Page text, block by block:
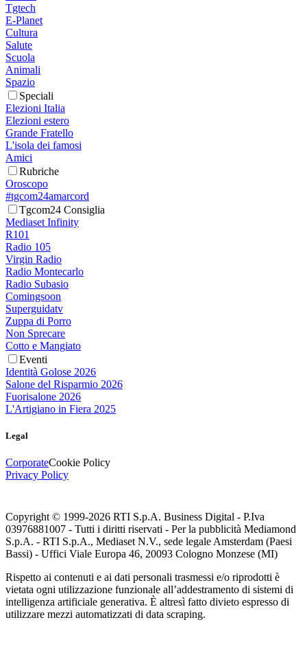
Tgtech
E-Planet
Cultura
Salute
Scuola
Animali
Spazio
Speciali
Elezioni Italia
Elezioni estero
Grande Fratello
L'isola dei famosi
Amici
Rubriche
Oroscopo
#tgcom24amarcord
Tgcom24 Consiglia
Mediaset Infinity
R101
Radio 105
Virgin Radio
Radio Montecarlo
Radio Subasio
Comingsoon
Superguidatv
Zuppa di Porro
Non Sprecare
Cotto e Mangiato
Eventi
Identità Golose 2026
Salone del Risparmio 2026
Fuorisalone 2026
L'Artigiano in Fiera 2025
Legal
CorporateCookie Policy
Privacy Policy
Copyright © 1999-2026 RTI S.p.A. Business Digital - P.Iva
03976881007 - Tutti i diritti riservati - Per la pubblicità Mediamond
S.p.A. - RTI S.p.A., Mediaset N.V., sede legale Amsterdam (Paesi
Bassi) - Uffici Viale Europa 46, 20093 Cologno Monzese (MI)
Rispetto ai contenuti e ai dati personali trasmessi e/o riprodotti è
vietata ogni utilizzazione funzionale all’addestramento di sistemi di
intelligenza artificiale generativa. È altresì fatto divieto espresso di
utilizzare mezzi automatizzati di data scraping.